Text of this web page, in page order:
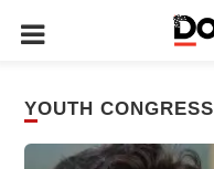
YOUTH CONGRESS